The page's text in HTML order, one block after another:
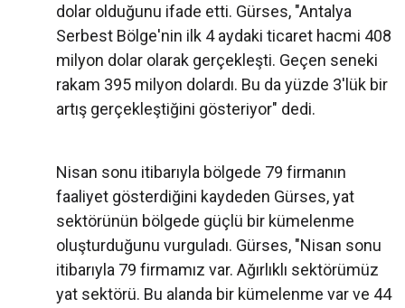
dolar olduğunu ifade etti. Gürses, "Antalya
Serbest Bölge'nin ilk 4 aydaki ticaret hacmi 408
milyon dolar olarak gerçekleşti. Geçen seneki
rakam 395 milyon dolardı. Bu da yüzde 3'lük bir
artış gerçekleştiğini gösteriyor" dedi.
Nisan sonu itibarıyla bölgede 79 firmanın
faaliyet gösterdiğini kaydeden Gürses, yat
sektörünün bölgede güçlü bir kümelenme
oluşturduğunu vurguladı. Gürses, "Nisan sonu
itibarıyla 79 firmamız var. Ağırlıklı sektörümüz
yat sektörü. Bu alanda bir kümelenme var ve 44